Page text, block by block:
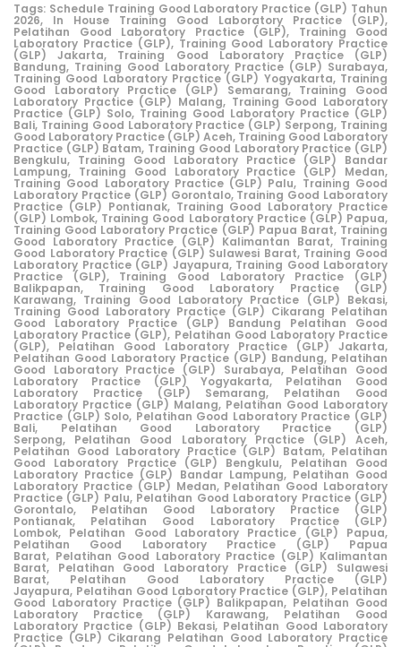
Tags: Schedule Training Good Laboratory Practice (GLP) Tahun
2026, In House Training Good Laboratory Practice (GLP),
Pelatihan Good Laboratory Practice (GLP), Training Good
Laboratory Practice (GLP), Training Good Laboratory Practice
(GLP) Jakarta, Training Good Laboratory Practice (GLP)
Bandung, Training Good Laboratory Practice (GLP) Surabaya,
Training Good Laboratory Practice (GLP) Yogyakarta, Training
Good Laboratory Practice (GLP) Semarang, Training Good
Laboratory Practice (GLP) Malang, Training Good Laboratory
Practice (GLP) Solo, Training Good Laboratory Practice (GLP)
Bali, Training Good Laboratory Practice (GLP) Serpong, Training
Good Laboratory Practice (GLP) Aceh, Training Good Laboratory
Practice (GLP) Batam, Training Good Laboratory Practice (GLP)
Bengkulu, Training Good Laboratory Practice (GLP) Bandar
Lampung, Training Good Laboratory Practice (GLP) Medan,
Training Good Laboratory Practice (GLP) Palu, Training Good
Laboratory Practice (GLP) Gorontalo, Training Good Laboratory
Practice (GLP) Pontianak, Training Good Laboratory Practice
(GLP) Lombok, Training Good Laboratory Practice (GLP) Papua,
Training Good Laboratory Practice (GLP) Papua Barat, Training
Good Laboratory Practice (GLP) Kalimantan Barat, Training
Good Laboratory Practice (GLP) Sulawesi Barat, Training Good
Laboratory Practice (GLP) Jayapura, Training Good Laboratory
Practice (GLP), Training Good Laboratory Practice (GLP)
Balikpapan, Training Good Laboratory Practice (GLP)
Karawang, Training Good Laboratory Practice (GLP) Bekasi,
Training Good Laboratory Practice (GLP) Cikarang Pelatihan
Good Laboratory Practice (GLP) Bandung Pelatihan Good
Laboratory Practice (GLP), Pelatihan Good Laboratory Practice
(GLP), Pelatihan Good Laboratory Practice (GLP) Jakarta,
Pelatihan Good Laboratory Practice (GLP) Bandung, Pelatihan
Good Laboratory Practice (GLP) Surabaya, Pelatihan Good
Laboratory Practice (GLP) Yogyakarta, Pelatihan Good
Laboratory Practice (GLP) Semarang, Pelatihan Good
Laboratory Practice (GLP) Malang, Pelatihan Good Laboratory
Practice (GLP) Solo, Pelatihan Good Laboratory Practice (GLP)
Bali, Pelatihan Good Laboratory Practice (GLP)
Serpong, Pelatihan Good Laboratory Practice (GLP) Aceh,
Pelatihan Good Laboratory Practice (GLP) Batam, Pelatihan
Good Laboratory Practice (GLP) Bengkulu, Pelatihan Good
Laboratory Practice (GLP) Bandar Lampung, Pelatihan Good
Laboratory Practice (GLP) Medan, Pelatihan Good Laboratory
Practice (GLP) Palu, Pelatihan Good Laboratory Practice (GLP)
Gorontalo, Pelatihan Good Laboratory Practice (GLP)
Pontianak, Pelatihan Good Laboratory Practice (GLP)
Lombok, Pelatihan Good Laboratory Practice (GLP) Papua,
Pelatihan Good Laboratory Practice (GLP) Papua
Barat, Pelatihan Good Laboratory Practice (GLP) Kalimantan
Barat, Pelatihan Good Laboratory Practice (GLP) Sulawesi
Barat, Pelatihan Good Laboratory Practice (GLP)
Jayapura, Pelatihan Good Laboratory Practice (GLP), Pelatihan
Good Laboratory Practice (GLP) Balikpapan, Pelatihan Good
Laboratory Practice (GLP) Karawang, Pelatihan Good
Laboratory Practice (GLP) Bekasi, Pelatihan Good Laboratory
Practice (GLP) Cikarang Pelatihan Good Laboratory Practice